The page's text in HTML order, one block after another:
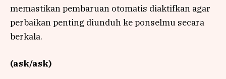
memastikan pembaruan otomatis diaktifkan agar
perbaikan penting diunduh ke ponselmu secara
berkala.
(ask/ask)